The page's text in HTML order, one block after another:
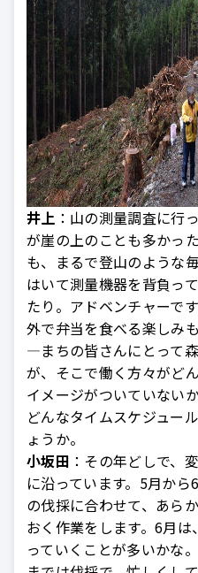
井上 ：山の測量調査に行
が崖の上のことも多かっ
も、まるで登山のような
はいて測量機器を背負っ
たり。アドベンチャーで
外で弁当を食べる楽しみ
—まちの皆さんにとって
が、そこで働く方々がど
イメージがついていない
どんなタイムスケジュー
ょうか。
小坂田 ：その年どしで、
に沿っています。5月から
の伐採に合わせて、あら
おく作業をします。6月
っていくことが多いかな